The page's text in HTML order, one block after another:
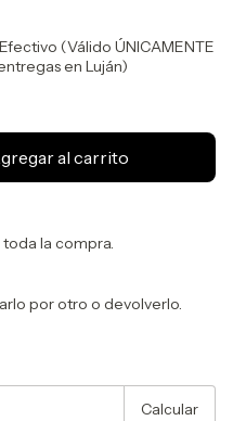
(Válido ÚNICAMENTE
en Luján)
la compra.
por otro o devolverlo.
Calcular